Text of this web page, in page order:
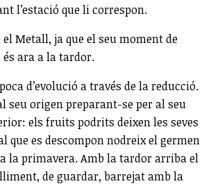
l’estació que li correspon.
Metall, ja que el seu moment de
ara a la tardor.
d’evolució a través de la reducció.
seu origen preparant-se per al seu
els fruits podrits deixen les seves
que es descompon nodreix el germen
la primavera. Amb la tardor arriba el
de guardar, barrejat amb la